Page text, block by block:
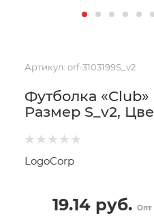
Артикул: orf-3103199S_v2
Футболка
Размер S_v2,
LogoCorp
19.14руб. Опт